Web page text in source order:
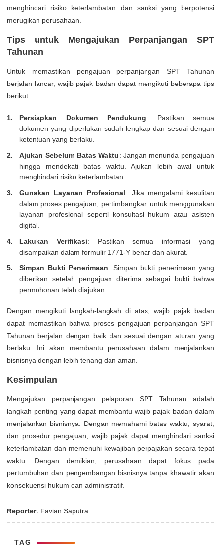
menghindari risiko keterlambatan dan sanksi yang berpotensi
merugikan perusahaan.
Tips untuk Mengajukan Perpanjangan SPT
Tahunan
Untuk memastikan pengajuan perpanjangan SPT Tahunan
berjalan lancar, wajib pajak badan dapat mengikuti beberapa tips
berikut:
Persiapkan Dokumen Pendukung: Pastikan semua
dokumen yang diperlukan sudah lengkap dan sesuai dengan
ketentuan yang berlaku.
Ajukan Sebelum Batas Waktu: Jangan menunda pengajuan
hingga mendekati batas waktu. Ajukan lebih awal untuk
menghindari risiko keterlambatan.
Gunakan Layanan Profesional: Jika mengalami kesulitan
dalam proses pengajuan, pertimbangkan untuk menggunakan
layanan profesional seperti konsultasi hukum atau asisten
digital.
Lakukan Verifikasi: Pastikan semua informasi yang
disampaikan dalam formulir 1771-Y benar dan akurat.
Simpan Bukti Penerimaan: Simpan bukti penerimaan yang
diberikan setelah pengajuan diterima sebagai bukti bahwa
permohonan telah diajukan.
Dengan mengikuti langkah-langkah di atas, wajib pajak badan
dapat memastikan bahwa proses pengajuan perpanjangan SPT
Tahunan berjalan dengan baik dan sesuai dengan aturan yang
berlaku. Ini akan membantu perusahaan dalam menjalankan
bisnisnya dengan lebih tenang dan aman.
Kesimpulan
Mengajukan perpanjangan pelaporan SPT Tahunan adalah
langkah penting yang dapat membantu wajib pajak badan dalam
menjalankan bisnisnya. Dengan memahami batas waktu, syarat,
dan prosedur pengajuan, wajib pajak dapat menghindari sanksi
keterlambatan dan memenuhi kewajiban perpajakan secara tepat
waktu. Dengan demikian, perusahaan dapat fokus pada
pertumbuhan dan pengembangan bisnisnya tanpa khawatir akan
konsekuensi hukum dan administratif.
Reporter: Favian Saputra
TAG